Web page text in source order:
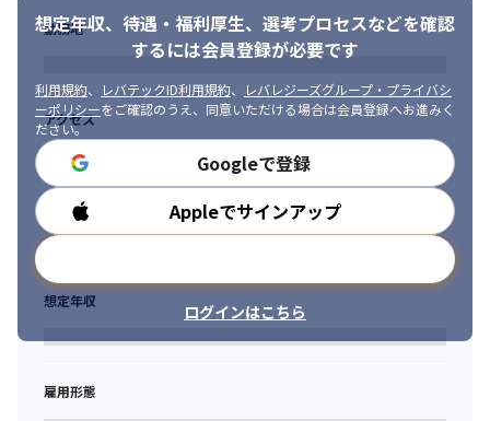
想定年収、待遇・福利厚生、 選考プロセスなどを確認
するには会員登録が必要です
利用規約、 レバテックID利用規約、
レバレジーズグループ・プライバシ
ーポリシーをご確認のうえ、同意いただける場合は会員登録へお進みく
ださい。
Googleで登録
Appleでサインアップ
ログインはこちら
勤務地
アクセス
勤務時間
想定年収
雇用形態